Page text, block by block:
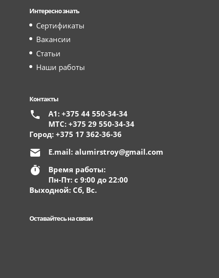
Интересно знать
Сертификаты
Вакансии
Статьи
Наши работы
Контакты
А1: +375 44 550-34-34
МТС: +375 29 550-34-34
Город: +375 17 362-36-36
E.mail: alumirstroy@gmail.com
Время работы:
Пн-Пт: с 9:00 до 22:00
Выходной: Сб, Вс.
Оставайтесь на связи